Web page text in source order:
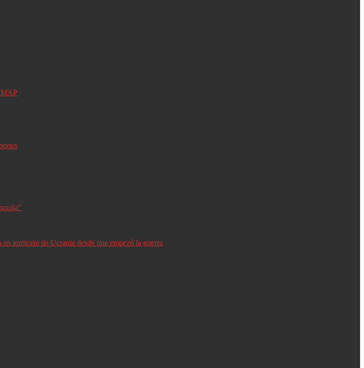
MAP
territorio de Ucrania desde que empezó la guerra